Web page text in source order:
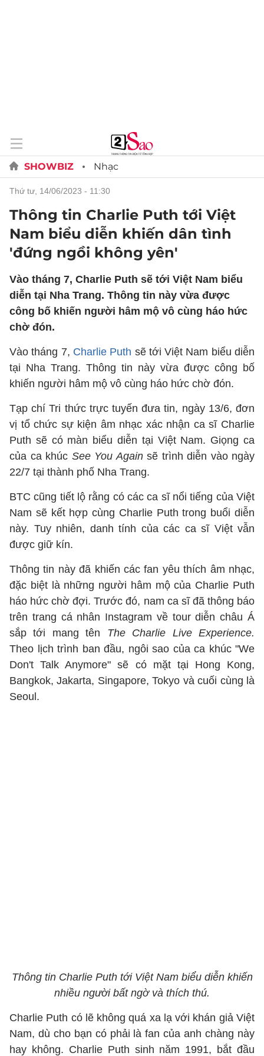
SHOWBIZ Nhạc
thứ tư, 14/06/2023 - 11:30
Thông tin Charlie Puth tới Việt
Nam biểu diễn khiến dân tình
'đứng ngồi không yên'
Vào tháng 7, Charlie Puth sẽ tới Việt Nam biểu
diễn tại Nha Trang. Thông tin này vừa được
công bố khiến người hâm mộ vô cùng háo hức
chờ đón.
Vào tháng 7, Charlie Puth sẽ tới Việt Nam biểu diễn
tại Nha Trang. Thông tin này vừa được công bố
khiến người hâm mộ vô cùng háo hức chờ đón.
Tạp chí Tri thức trực tuyến đưa tin, ngày 13/6, đơn
vị tổ chức sự kiện âm nhạc xác nhận ca sĩ Charlie
Puth sẽ có màn biểu diễn tại Việt Nam. Giọng ca
của ca khúc See You Againsẽ trình diễn vào ngày
22/7 tại thành phố Nha Trang.
BTC cũng tiết lộ rằng có các ca sĩ nổi tiếng của Việt
Nam sẽ kết hợp cùng Charlie Puth trong buổi diễn
này. Tuy nhiên, danh tính của các ca sĩ Việt vẫn
được giữ kín.
Thông tin này đã khiến các fan yêu thích âm nhạc,
đặc biệt là những người hâm mộ của Charlie Puth
háo hức chờ đợi. Trước đó, nam ca sĩ đã thông báo
trên trang cá nhân Instagram về tour diễn châu Á
sắp tới mang tên The Charlie Live Experience.
Theo lịch trình ban đầu, ngôi sao của ca khúc "We
Don't Talk Anymore" sẽ có mặt tại Hong Kong,
Bangkok, Jakarta, Singapore, Tokyo và cuối cùng là
Seoul.
Thông tin Charlie Puth tới Việt Nam biểu diễn khiến
nhiều người bất ngờ và thích thú.
Charlie Puth có lẽ không quá xa lạ với khán giả Việt
Nam, dù cho bạn có phải là fan của anh chàng này
hay không. Charlie Puth sinh năm 1991, bắt đầu